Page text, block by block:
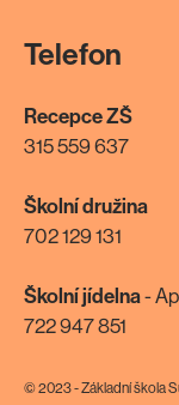
Telefon
Recepce ZŠ
315 559 637
Školní družina
702 129 131
Školní jídelna-
722 947 851
© 2023 - Základní škola